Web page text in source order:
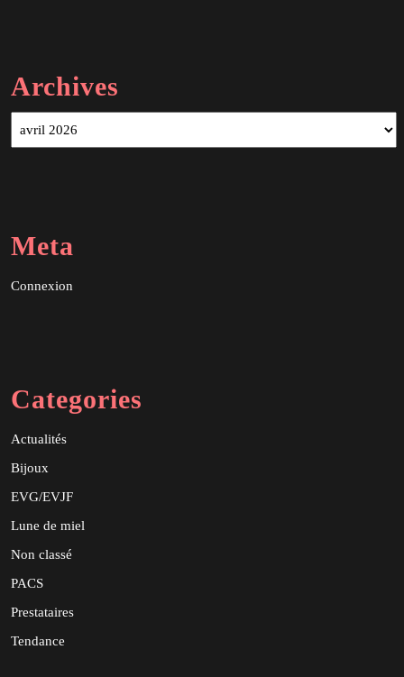
Archives
Meta
Connexion
Categories
Actualités
Bijoux
EVG/EVJF
Lune de miel
Non classé
PACS
Prestataires
Tendance